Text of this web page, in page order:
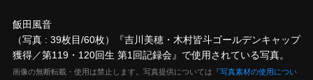
飯田風音
（写真 : 39枚目/60枚）『吉川美穂・木村皆斗ゴールデンキャップ
獲得／第119・120回生 第1回記録会』で使用されている写真。
画像の無断転載・使用は禁止します。写真提供については『写真素材の使用につい